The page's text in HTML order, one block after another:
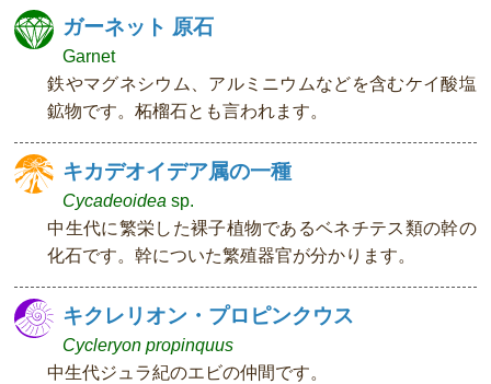
ガーネット 原石
Garnet
鉄やマグネシウム、アルミニウムなどを含むケイ酸塩
鉱物です。柘榴石とも言われます。
キカデオイデア属の一種
Cycadeoidea sp.
中生代に繁栄した裸子植物であるベネチテス類の幹の
化石です。幹についた繁殖器官が分かります。
キクレリオン・プロピンクウス
Cycleryon propinquus
中生代ジュラ紀のエビの仲間です。